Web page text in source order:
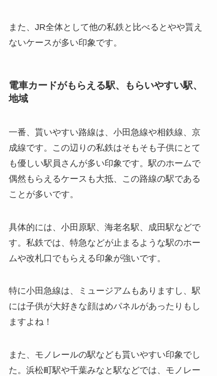
また、JR全体として他の私鉄と比べるとやや貰え
ないケースが多い印象です。
電車カードがもらえる駅、もらいやすい駅、
地域
一番、貰いやすい路線は、小田急線や相鉄線、京
成線です。この辺りの私鉄はそもそも子供にとて
も優しい駅員さんが多い印象です。駅のホームで
偶然もらえるケースも大抵、この路線の駅である
ことが多いです。
具体的には、小田原駅、海老名駅、成田駅などで
す。私鉄では、特急などが止まるような駅のホー
ムや改札口でもらえる印象が強いです。
特に小田急線は、ミュージアムもありますし、駅
には子供が大好きな顔はめパネルがあったりもし
ますよね！
また、モノレールの駅なども貰いやすい印象でし
た。浜松町駅や千葉みなと駅などでは、モノレー